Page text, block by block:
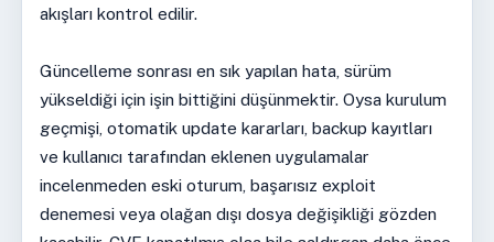
akışları kontrol edilir.
Güncelleme sonrası en sık yapılan hata, sürüm
yükseldiği için işin bittiğini düşünmektir. Oysa kurulum
geçmişi, otomatik update kararları, backup kayıtları
ve kullanıcı tarafından eklenen uygulamalar
incelenmeden eski oturum, başarısız exploit
denemesi veya olağan dışı dosya değişikliği gözden